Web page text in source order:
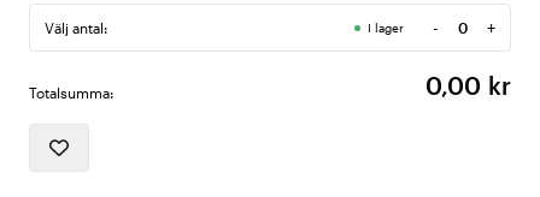
Välj antal: I lager -
Antal
+
Totalsumma: 0,00 kr